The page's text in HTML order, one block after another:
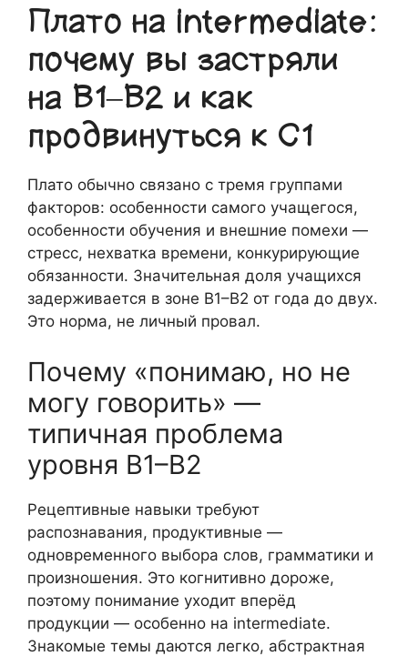
Плато на intermediate:
почему вы застряли
на B1–B2 и как
продвинуться к C1
Плато обычно связано с тремя группами
факторов: особенности самого учащегося,
особенности обучения и внешние помехи —
стресс, нехватка времени, конкурирующие
обязанности. Значительная доля учащихся
задерживается в зоне B1–B2 от года до двух.
Это норма, не личный провал.
Почему «понимаю, но не
могу говорить» —
типичная проблема
уровня B1–B2
Рецептивные навыки требуют
распознавания, продуктивные —
одновременного выбора слов, грамматики и
произношения. Это когнитивно дороже,
поэтому понимание уходит вперёд
продукции — особенно на intermediate.
Знакомые темы даются легко, абстрактная